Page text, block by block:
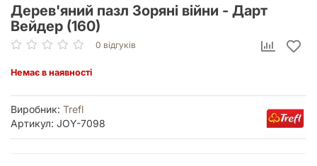
Дерев'яний пазл Зоряні війни - Дарт
Вейдер (160)
0 відгуків
Немає в наявності
Виробник: Trefl
Артикул: JOY-7098